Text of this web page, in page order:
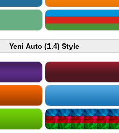
Yeni Auto (1.4) Style